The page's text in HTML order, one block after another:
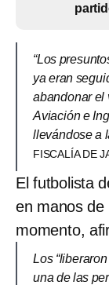
“Los
ya eran
abandonar el
Aviación e
llevándose a
FISCALÍA DE
El futbolista
en manos de
momento,
Los
una de las